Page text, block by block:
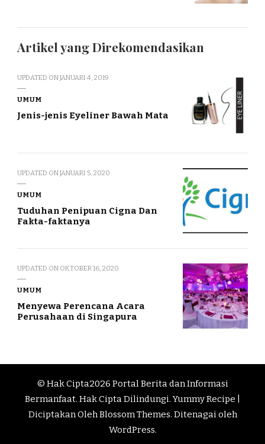
Artikel yang Direkomendasikan
UPDATED ONJANUARI 4, 2019
UMUM
Jenis-jenis Eyeliner Bawah Mata
UPDATED ONJANUARI 5, 2020
UMUM
Tuduhan Penipuan Cigna Dan
Fakta-faktanya
UPDATED ON OKTOBER 16, 2020
UMUM
Menyewa Perencana Acara
Perusahaan di Singapura
© Hak Cipta2026 Portal Berita dan Informasi
Bermanfaat. Hak Cipta Dilindungi.Yummy Recipe |
Diciptakan OlehBlossom Themes. Ditenagai oleh
WordPress.